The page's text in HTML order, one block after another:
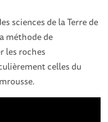
sciences de la Terre de
méthode de
les roches
celles du